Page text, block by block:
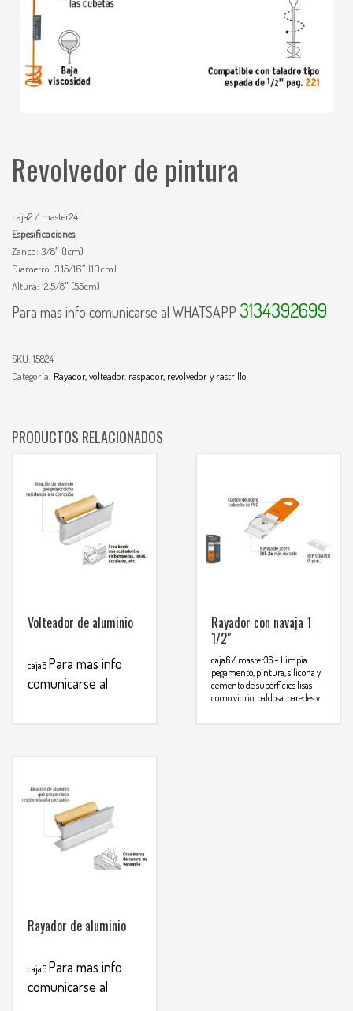
Revolvedor de pintura
caja2 / master24
Espesificaciones
Zanco: 3/8″ (1cm)
Diametro: 3 15/16″ (10cm)
Altura: 12 5/8″ (55cm)
Para mas info comunicarse al WHATSAPP 3134392699
SKU: 15824
Categoría: Rayador, volteador. raspador, revolvedor y rastrillo
PRODUCTOS RELACIONADOS
Volteador de aluminio
caja6 Para mas info
comunicarse al
Rayador con navaja 1
1/2″
caja6 / master36– Limpia
pegamento, pintura, silicona y
cemento de superficies lisas
como vidrio, baldosa, paredes y
Rayador de aluminio
caja6 Para mas info
comunicarse al